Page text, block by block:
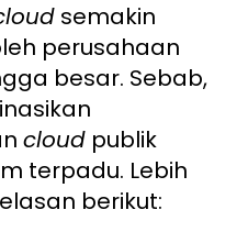
semakin
perusahaan
besar. Sebab,
cloud publik
terpadu. Lebih
berikut: